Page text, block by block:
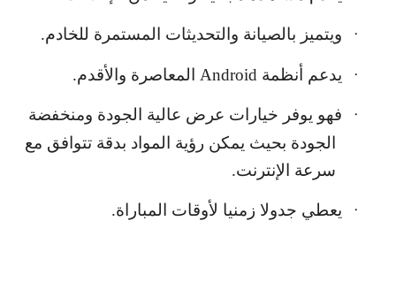
· ويتميز بالصيانة والتحديثات المستمرة للخادم.
· يدعم أنظمة Android المعاصرة والأقدم.
·
فهو يوفر خيارات عرض عالية الجودة ومنخفضة
الجودة بحيث يمكن رؤية المواد بدقة تتوافق مع
سرعة الإنترنت.
· يعطي جدولا زمنيا لأوقات المباراة.